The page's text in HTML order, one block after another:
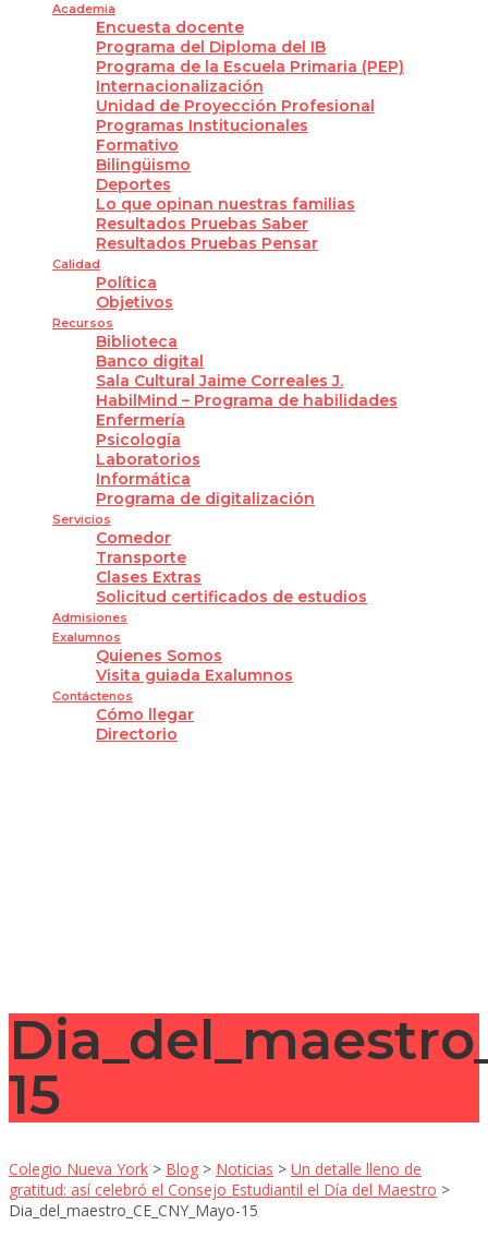
Academia
Encuesta docente
Programa del Diploma del IB
Programa de la Escuela Primaria (PEP)
Internacionalización
Unidad de Proyección Profesional
Programas Institucionales
Formativo
Bilingüismo
Deportes
Lo que opinan nuestras familias
Resultados Pruebas Saber
Resultados Pruebas Pensar
Calidad
Política
Objetivos
Recursos
Biblioteca
Banco digital
Sala Cultural Jaime Correales J.
HabilMind – Programa de habilidades
Enfermería
Psicología
Laboratorios
Informática
Programa de digitalización
Servicios
Comedor
Transporte
Clases Extras
Solicitud certificados de estudios
Admisiones
Exalumnos
Quienes Somos
Visita guiada Exalumnos
Contáctenos
Cómo llegar
Directorio
15
Colegio Nueva York > Blog > Noticias > Un detalle lleno de
gratitud: así celebró el Consejo Estudiantil el Día del Maestro >
Dia_del_maestro_CE_CNY_Mayo-15